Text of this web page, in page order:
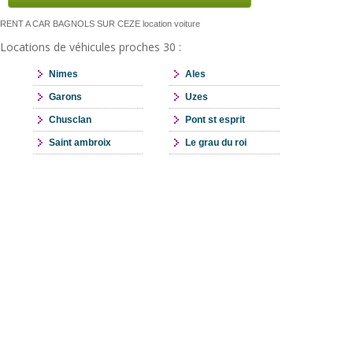
RENT A CAR BAGNOLS SUR CEZE location voiture
Locations de véhicules proches 30 :
Nimes Ales
Garons Uzes
Chusclan Pont st esprit
Saint ambroix Le grau du roi